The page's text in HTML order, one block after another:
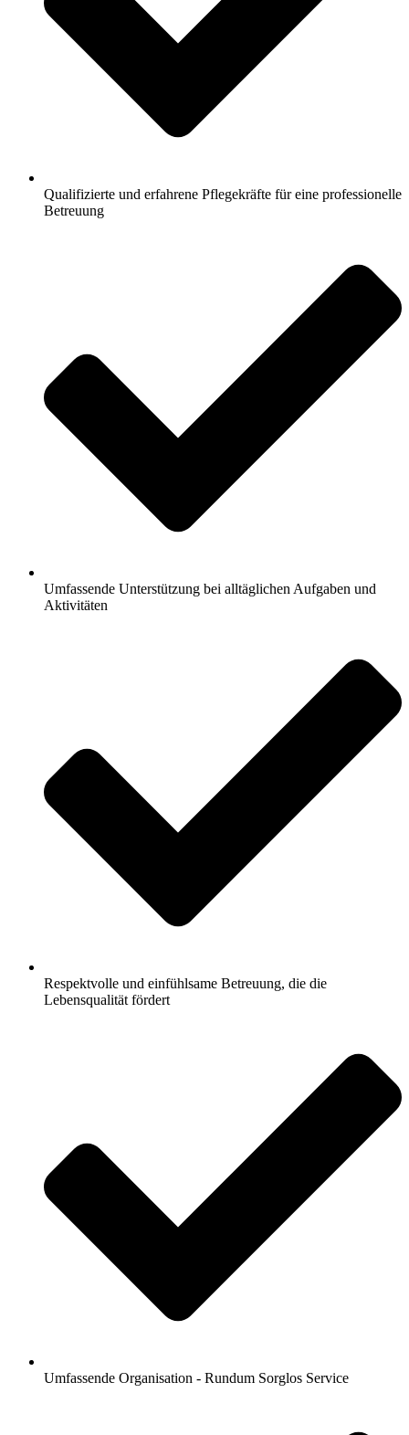
Qualifizierte und erfahrene Pflegekräfte für eine professionelle
Betreuung
Umfassende Unterstützung bei alltäglichen Aufgaben und
Aktivitäten
Respektvolle und einfühlsame Betreuung, die die
Lebensqualität fördert
Umfassende Organisation - Rundum Sorglos Service